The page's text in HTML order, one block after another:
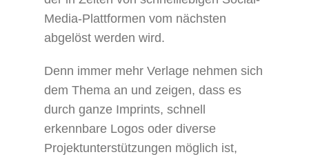
Media-Plattformen vom nächsten
abgelöst werden wird.
Denn immer mehr Verlage nehmen sich
dem Thema an und zeigen, dass es
durch ganze Imprints, schnell
erkennbare Logos oder diverse
Projektunterstützungen möglich ist,